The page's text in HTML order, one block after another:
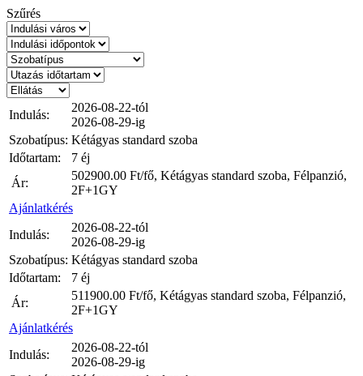
Szűrés
Indulás:
2026-08-22-tól
2026-08-29-ig
Szobatípus: Kétágyas standard szoba
Időtartam:
7 éj
Ár:
502900.00 Ft/fő, Kétágyas standard szoba, Félpanzió,
2F+1GY
Ajánlatkérés
Indulás:
2026-08-22-tól
2026-08-29-ig
Szobatípus: Kétágyas standard szoba
Időtartam:
7 éj
Ár:
511900.00 Ft/fő, Kétágyas standard szoba, Félpanzió,
2F+1GY
Ajánlatkérés
Indulás:
2026-08-22-tól
2026-08-29-ig